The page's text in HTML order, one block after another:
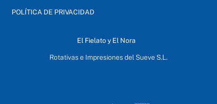
POLÍTICA DE PRIVACIDAD
El Fielato y El Nora
Rotativas e Impresiones del Sueve S.L.